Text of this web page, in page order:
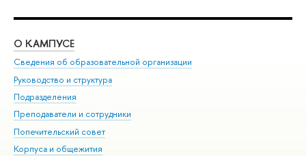
О КАМПУСЕ
Сведения об образовательной организации
Руководство и структура
Подразделения
Преподаватели и сотрудники
Попечительский совет
Корпуса и общежития